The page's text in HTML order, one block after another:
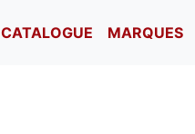
CATALOGUE MARQUES